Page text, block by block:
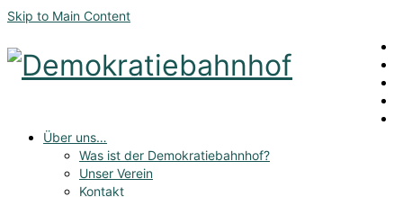
Skip to Main Content
Über uns…
Was ist der Demokratiebahnhof?
Unser Verein
Kontakt